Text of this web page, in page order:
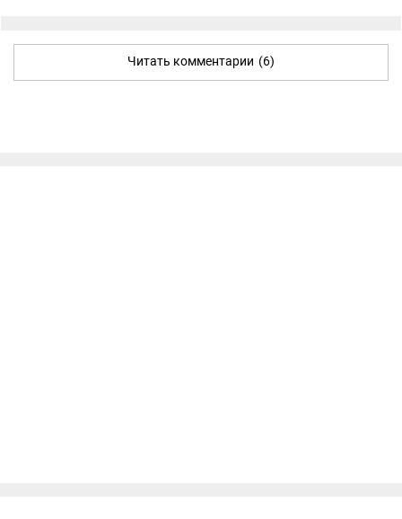
Читать комментарии (6)